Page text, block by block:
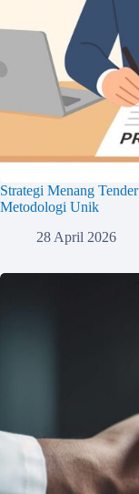
Strategi Menang
Metodologi Unik
28 April 2026